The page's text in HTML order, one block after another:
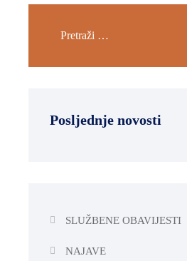
Posljednje novosti
SLUŽBENE OBAVIJESTI
NAJAVE